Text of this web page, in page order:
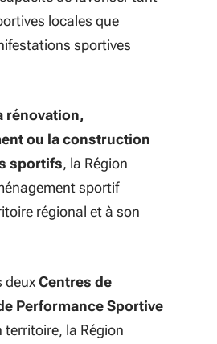
locales que
sportives
rénovation,
ou la construction
sportifs, la Région
sportif
régional et à son
deuxCentres de
Performance Sportive
territoire, la Région